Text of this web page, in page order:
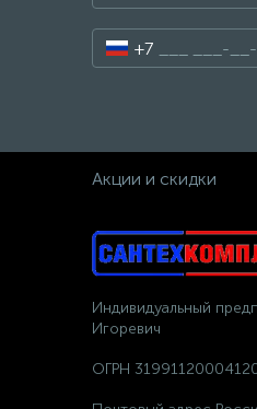
+7
Акции и скидки
Индивидуальный
Игоревич
ОГРН